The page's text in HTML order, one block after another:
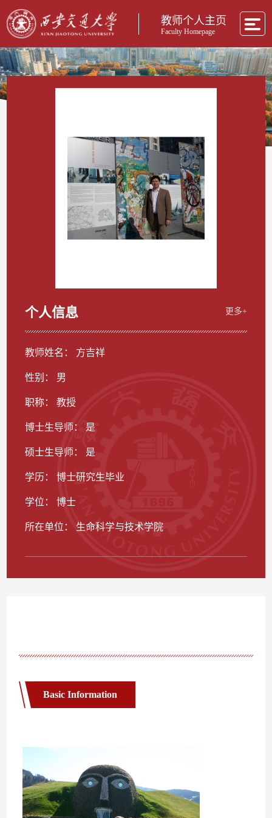
教师个人主页
Faculty Homepage
个人信息 更多+
教师姓名： 方吉祥
性别： 男
职称： 教授
博士生导师： 是
硕士生导师： 是
学历： 博士研究生毕业
学位： 博士
所在单位： 生命科学与技术学院
Basic Information